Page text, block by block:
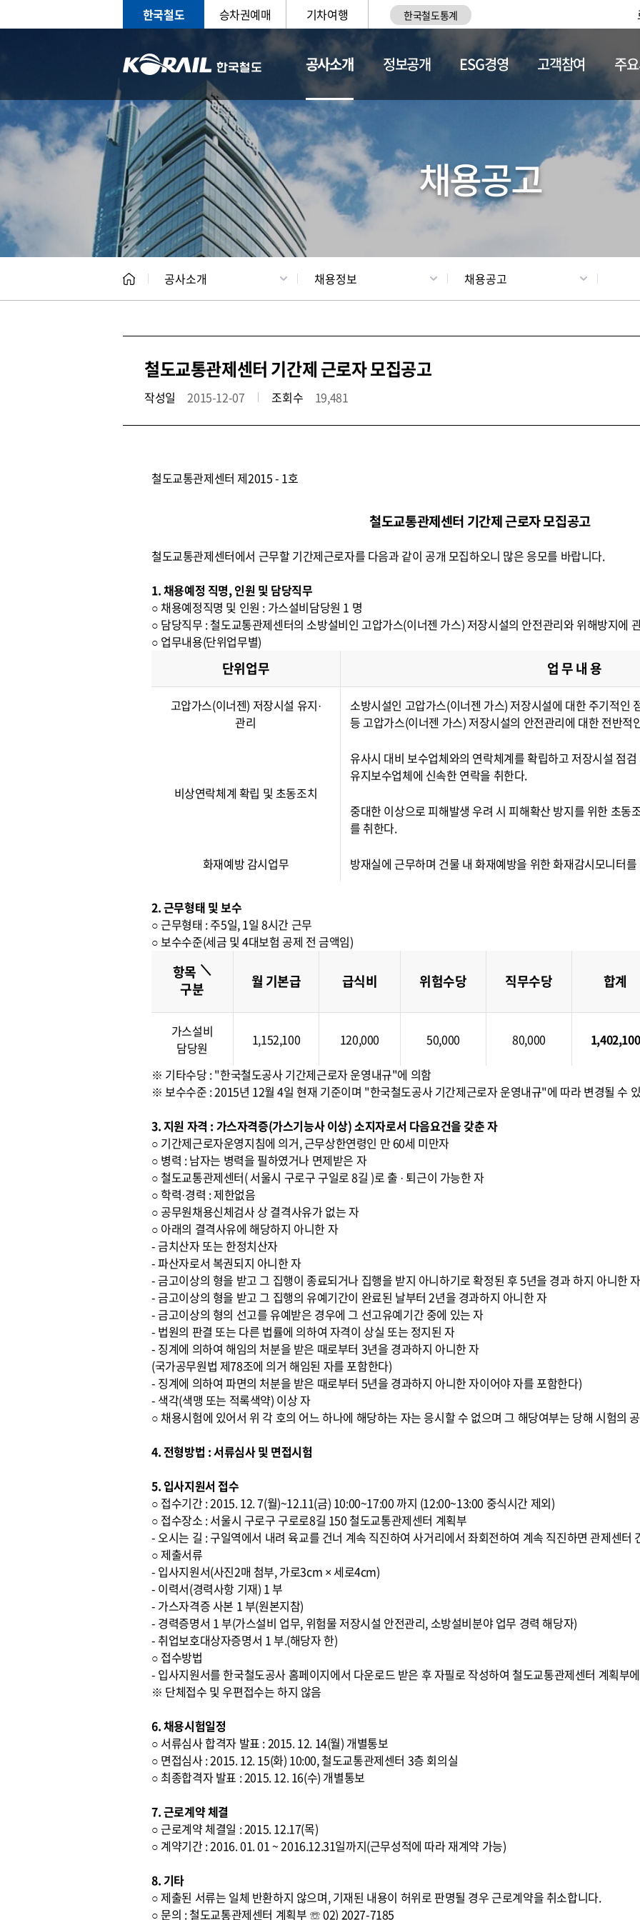
한국철도 승차권예매 기차여행 한국철도통계
공사소개
CEO 일반현황 채용정보
정보공개 ESG경영 고객참여 주
채용공고
공사소개 채용정보 채용공고
철도교통관제센터 기간제 근로자 모집공고
작성일 2015-12-07 조회수 19,481
철도교통관제센터 제2015 - 1호
철도교통관제센터 기간제 근로자 모집공고
철도교통관제센터에서 근무할 기간제근로자를 다음과 같이 공개 모집하오니 많은 응모를 바랍니다.
1. 채용예정 직명, 인원 및 담당직무
○ 채용예정직명 및 인원 : 가스설비담당원 1 명
○ 담당직무 : 철도교통관제센터의 소방설비인 고압가스(이너젠 가스) 저장시설의 안전관리와 위해방지에
○ 업무내용(단위업무별)
단위업무 업 무 내 용
고압가스(이너젠) 저장시설 유지·
관리
소방시설인 고압가스(이너젠 가스) 저장시설에 대한 주기적인
등 고압가스(이너젠 가스) 저장시설의 안전관리에 대한 전반적
비상연락체계 확립 및 초동조치
유사시 대비 보수업체와의 연락체계를 확립하고 저장시설 점
유지보수업체에 신속한 연락을 취한다.
중대한 이상으로 피해발생 우려 시 피해확산 방지를 위한 초동
를 취한다.
화재예방 감시업무 방재실에 근무하며 건물 내 화재예방을 위한 화재감시모니터
2. 근무형태 및 보수
○ 근무형태 : 주5일, 1일 8시간 근무
○ 보수수준(세금 및 4대보험 공제 전 금액임)
항목 ＼
구분
월 기본급 급식비 위험수당 직무수당 합계
가스설비
담당원
1,152,100 120,000 50,000 80,000 1,402,100
※ 기타수당 : "한국철도공사 기간제근로자 운영내규"에 의함
※ 보수수준 : 2015년 12월 4일 현재 기준이며 "한국철도공사 기간제근로자 운영내규"에 따라 변경될 수
3. 지원 자격 : 가스자격증(가스기능사 이상) 소지자로서 다음요건을 갖춘 자
○ 기간제근로자운영지침에 의거, 근무상한연령인 만 60세 미만자
○ 병력 : 남자는 병력을 필하였거나 면제받은 자
○ 철도교통관제센터( 서울시 구로구 구일로 8길 )로 출 · 퇴근이 가능한 자
○ 학력·경력 : 제한없음
○ 공무원채용신체검사 상 결격사유가 없는 자
○ 아래의 결격사유에 해당하지 아니한 자
- 금치산자 또는 한정치산자
- 파산자로서 복권되지 아니한 자
- 금고이상의 형을 받고 그 집행이 종료되거나 집행을 받지 아니하기로 확정된 후 5년을 경과 하지 아니한 자
- 금고이상의 형을 받고 그 집행의 유예기간이 완료된 날부터 2년을 경과하지 아니한 자
- 금고이상의 형의 선고를 유예받은 경우에 그 선고유예기간 중에 있는 자
- 법원의 판결 또는 다른 법률에 의하여 자격이 상실 또는 정지된 자
- 징계에 의하여 해임의 처분을 받은 때로부터 3년을 경과하지 아니한 자
(국가공무원법 제78조에 의거 해임된 자를 포함한다)
- 징계에 의하여 파면의 처분을 받은 때로부터 5년을 경과하지 아니한 자이어야 자를 포함한다)
- 색각(색맹 또는 적록색약) 이상 자
○ 채용시험에 있어서 위 각 호의 어느 하나에 해당하는 자는 응시할 수 없으며 그 해당여부는 당해 시험의
4. 전형방법 : 서류심사 및 면접시험
5. 입사지원서 접수
○ 접수기간 : 2015. 12. 7(월)~12.11(금) 10:00~17:00 까지 (12:00~13:00 중식시간 제외)
○ 접수장소 : 서울시 구로구 구로로8길 150 철도교통관제센터 계획부
- 오시는 길 : 구일역에서 내려 육교를 건너 계속 직진하여 사거리에서 좌회전하여 계속 직진하면 관제센터
○ 제출서류
- 입사지원서(사진2매 첨부, 가로3cm × 세로4cm)
- 이력서(경력사항 기재) 1 부
- 가스자격증 사본 1 부(원본지참)
- 경력증명서 1 부(가스설비 업무, 위험물 저장시설 안전관리, 소방설비분야 업무 경력 해당자)
- 취업보호대상자증명서 1 부.(해당자 한)
○ 접수방법
- 입사지원서를 한국철도공사 홈페이지에서 다운로드 받은 후 자필로 작성하여 철도교통관제센터 계획부
※ 단체접수 및 우편접수는 하지 않음
6. 채용시험일정
○ 서류심사 합격자 발표 : 2015. 12. 14(월) 개별통보
○ 면접심사 : 2015. 12. 15(화) 10:00, 철도교통관제센터 3층 회의실
○ 최종합격자 발표 : 2015. 12. 16(수) 개별통보
7. 근로계약 체결
○ 근로계약 체결일 : 2015. 12.17(목)
○ 계약기간 : 2016. 01. 01 ~ 2016.12.31일까지(근무성적에 따라 재계약 가능)
8. 기타
○ 제출된 서류는 일체 반환하지 않으며, 기재된 내용이 허위로 판명될 경우 근로계약을 취소합니다.
○ 문의 : 철도교통관제센터 계획부 ☏ 02) 2027-7185